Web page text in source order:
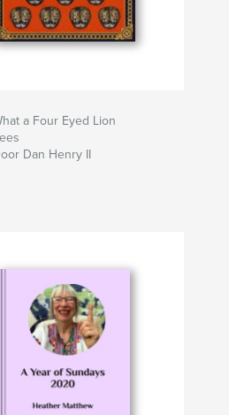
a Four Eyed Lion
Dan Henry II